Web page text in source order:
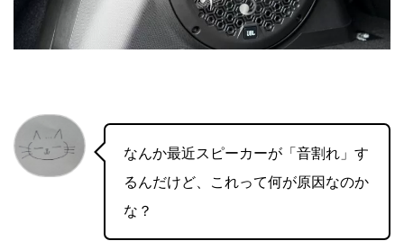
なんか最近スピーカーが「音割れ」す
るんだけど、これって何が原因なのか
な？